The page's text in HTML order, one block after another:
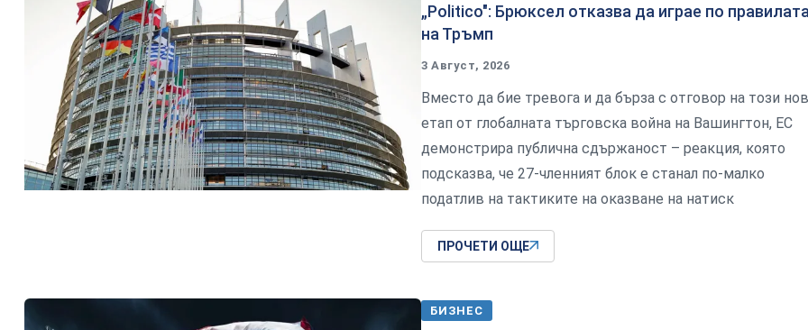
„Politico": Брюксел отказва да играе по
на Тръмп
3 Август, 2026
Вместо да бие тревога и да бърза с отговор на този нов
етап от глобалната търговска война на Вашингтон, ЕС
демонстрира публична сдържаност – реакция, която
подсказва, че 27-членният блок е станал по-малко
податлив на тактиките на оказване на натиск
ПРОЧЕТИ ОЩЕ
БИЗНЕС